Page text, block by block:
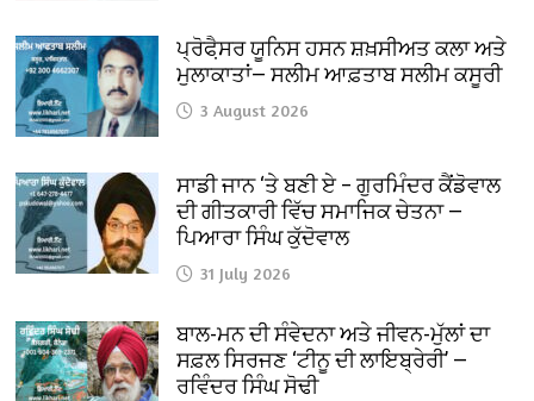
ਪ੍ਰੋਫੈ਼ਸਰ ਯੂਨਿਸ ਹਸਨ ਸ਼ਖ਼ਸੀਅਤ ਕਲਾ ਅਤੇ
ਮੁਲਾਕਾਤਾਂ— ਸਲੀਮ ਆਫ਼ਤਾਬ ਸਲੀਮ ਕਸੂਰੀ
3 August 2026
ਸਾਡੀ ਜਾਨ ‘ਤੇ ਬਣੀ ਏ – ਗੁਰਮਿੰਦਰ ਕੈਂਡੋਵਾਲ
ਦੀ ਗੀਤਕਾਰੀ ਵਿੱਚ ਸਮਾਜਿਕ ਚੇਤਨਾ —
ਪਿਆਰਾ ਸਿੰਘ ਕੁੱਦੋਵਾਲ
31 July 2026
ਬਾਲ-ਮਨ ਦੀ ਸੰਵੇਦਨਾ ਅਤੇ ਜੀਵਨ-ਮੁੱਲਾਂ ਦਾ
ਸਫ਼ਲ ਸਿਰਜਣ ‘ਟੀਨੂ ਦੀ ਲਾਇਬ੍ਰੇਰੀ’ —
ਰਵਿੰਦਰ ਸਿੰਘ ਸੋਢੀ